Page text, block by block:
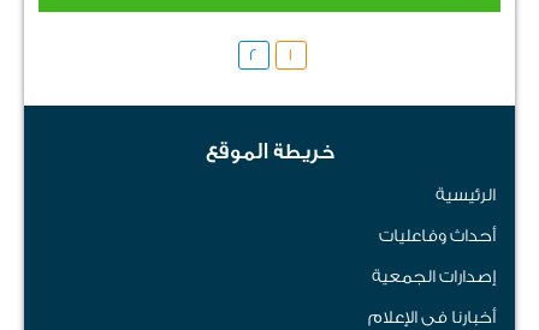
1
2
خريطة الموقع
الرئيسية
أحداث وفاعليات
إصدارات الجمعية
أخبارنا فى الإعلام